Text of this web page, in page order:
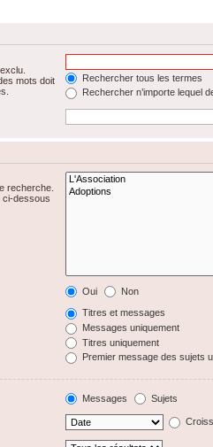
mots doit
Rechercher tous les termes
Rechercher n’importe lequel
recherche.
ci-dessous
Oui Non
Titres et messages
Messages uniquement
Titres uniquement
Premier message des sujets
Messages Sujets